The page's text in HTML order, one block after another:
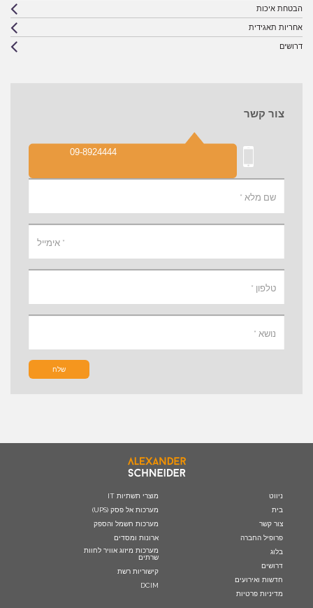
הבטחת איכות
אחריות תאגידית
דרושים
צור קשר
09-8924444
שלח
ניווט
בית
צור קשר
פרופיל החברה
בלוג
דרושים
חדשות ואירועים
מדיניות פרטיות
מוצרי תשתיות IT
מערכות אל פסק (UPS)
מערכות חשמל והספק
ארונות ומסדים
מערכות מיזוג אוויר לחוות
שרתים
קישוריות רשת
DCIM